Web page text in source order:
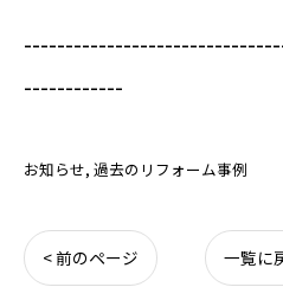
------------
お知らせ 過去のリフォーム事例
< 前のページ 一覧に